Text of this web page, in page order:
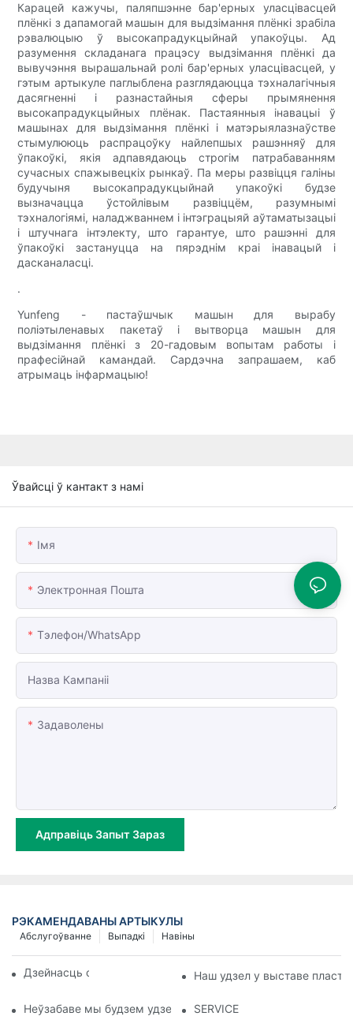
Карацей кажучы, паляпшэнне бар'ерных уласцівасцей
плёнкі з дапамогай машын для выдзімання плёнкі зрабіла
рэвалюцыю ў высокапрадукцыйнай упакоўцы. Ад
разумення складанага працэсу выдзімання плёнкі да
вывучэння вырашальнай ролі бар'ерных уласцівасцей, у
гэтым артыкуле паглыблена разглядаюцца тэхналагічныя
дасягненні і разнастайныя сферы прымянення
высокапрадукцыйных плёнак. Пастаянныя інавацыі ў
машынах для выдзімання плёнкі і матэрыялазнаўстве
стымулююць распрацоўку найлепшых рашэнняў для
ўпакоўкі, якія адпавядаюць строгім патрабаванням
сучасных спажывецкіх рынкаў. Па меры развіцця галіны
будучыня высокапрадукцыйнай упакоўкі будзе
вызначацца ўстойлівым развіццём, разумнымі
тэхналогіямі, наладжваннем і інтэграцыяй аўтаматызацыі
і штучнага інтэлекту, што гарантуе, што рашэнні для
ўпакоўкі застануцца на пярэднім краі інавацый і
дасканаласці.
.
Yunfeng - пастаўшчык машын для вырабу
поліэтыленавых пакетаў і вытворца машын для
выдзімання плёнкі з 20-гадовым вопытам работы і
прафесійнай камандай. Сардэчна запрашаем, каб
атрымаць інфармацыю!
Ўвайсці ў кантакт з намі
Імя
Электронная Пошта
Тэлефон/WhatsApp
Назва Кампаніі
Задаволены
Адправіць Запыт Зараз
РЭКАМЕНДАВАНЫ АРТЫКУЛЫ
Навіны
Выпадкі
Абслугоўванне
Дзейнасць супрацоўнікаў Наш удзел у выставе
Неўзабаве мы будзем удзельнічаць у В'етнамскай
SERVICE